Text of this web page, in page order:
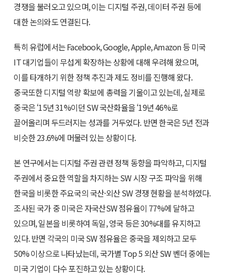
경쟁을 불러오고 있으며, 이는 디지털 주권, 데이터 주권 등에
대한 논의와도 연결된다.
특히 유럽에서는 Facebook, Google, Apple, Amazon 등 미국
IT 대기업들이 무섭게 확장하는 상황에 대해 우려해 왔으며,
이를 타개하기 위한 정책 추진과 제도 정비를 진행해 왔다.
중국또한 디지털 역량 확보에 총력을 기울이고 있는데, 실제로
중국은 ‘15년 31%이던 SW 국산화율을 ‘19년 46%로
끌어올리며 두드러지는 성과를 거두었다. 반면 한국은 5년 전과
비슷한 23.6%에 머물러 있는 상황이다.
본 연구에서는 디지털 주권 관련 정책 동향을 파악하고, 디지털
주권에서 중요한 역할을 차지하는 SW 시장 구조 파악을 위해
한국을 비롯한 주요국의 국산·외산 SW 경쟁 현황을 분석하였다.
조사된 국가 중 미국은 자국산SW 점유율이 77%에 달하고
있으며, 일본을 비롯하여 독일, 영국 등은 30%대를 유지하고
있다. 반면 각국의 미국 SW 점유율은 중국을 제외하고 모두
50% 이상으로 나타났는데, 국가별 Top 5 외산 SW 벤더 중에는
미국 기업이 다수 포진하고 있는 상황이다.